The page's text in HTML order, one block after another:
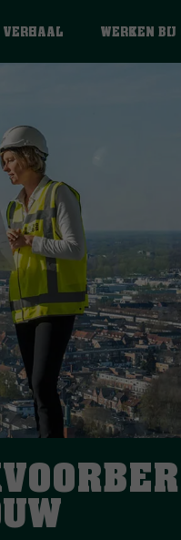
VERHAAL WERKEN BIJ